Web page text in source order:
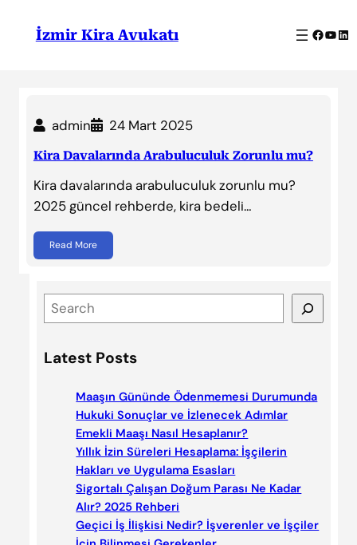
İzmir Kira Avukatı
admin 24 Mart 2025
Kira Davalarında Arabuluculuk Zorunlu mu?
Kira davalarında arabuluculuk zorunlu mu?
2025 güncel rehberde, kira bedeli…
Read More
e
r
Latest Posts
Maaşın Gününde Ödenmemesi Durumunda
Hukuki Sonuçlar ve İzlenecek Adımlar
Emekli Maaşı Nasıl Hesaplanır?
Yıllık İzin Süreleri Hesaplama: İşçilerin
Hakları ve Uygulama Esasları
Sigortalı Çalışan Doğum Parası Ne Kadar
Alır? 2025 Rehberi
Geçici İş İlişkisi Nedir? İşverenler ve İşçiler